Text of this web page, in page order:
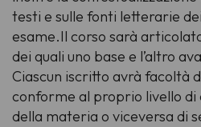
testi e sulle fonti letterarie
esame.Il corso sarà
dei quali uno base e l’altro
Ciascun iscritto avrà facoltà
conforme al proprio livello di
della materia o viceversa di